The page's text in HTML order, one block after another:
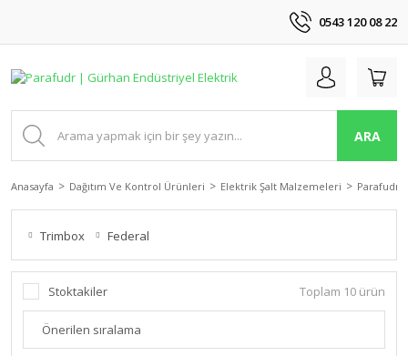
0543 120 08 22
ARA
Anasayfa Dağıtım Ve Kontrol Ürünleri Elektrik Şalt Malzemeleri Parafudr
Trimbox Federal
Stoktakiler Toplam 10 ürün